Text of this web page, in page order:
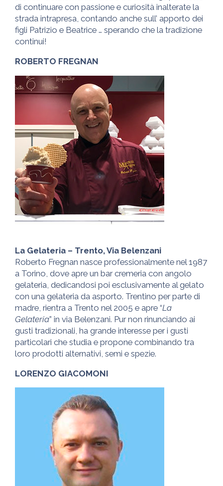
di continuare con passione e curiosità inalterate la
strada intrapresa, contando anche sull’ apporto dei
figli Patrizio e Beatrice … sperando che la tradizione
continui!
ROBERTO FREGNAN
La Gelateria – Trento, Via Belenzani
Roberto Fregnan nasce professionalmente nel 1987
a Torino, dove apre un bar cremeria con angolo
gelateria, dedicandosi poi esclusivamente al gelato
con una gelateria da asporto. Trentino per parte di
madre, rientra a Trento nel 2005 e apre “La
Gelateria” in via Belenzani. Pur non rinunciando ai
gusti tradizionali, ha grande interesse per i gusti
particolari che studia e propone combinando tra
loro prodotti alternativi, semi e spezie.
LORENZO GIACOMONI